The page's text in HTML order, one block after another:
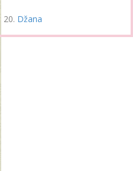
Džana